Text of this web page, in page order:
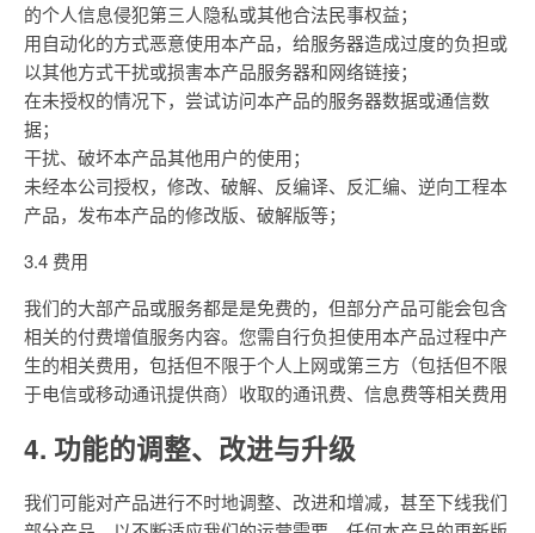
的个人信息侵犯第三人隐私或其他合法民事权益；
用自动化的方式恶意使用本产品，给服务器造成过度的负担或
以其他方式干扰或损害本产品服务器和网络链接；
在未授权的情况下，尝试访问本产品的服务器数据或通信数
据；
干扰、破坏本产品其他用户的使用；
未经本公司授权，修改、破解、反编译、反汇编、逆向工程本
产品，发布本产品的修改版、破解版等；
3.4 费用
我们的大部产品或服务都是是免费的，但部分产品可能会包含
相关的付费增值服务内容。您需自行负担使用本产品过程中产
生的相关费用，包括但不限于个人上网或第三方（包括但不限
于电信或移动通讯提供商）收取的通讯费、信息费等相关费用
4. 功能的调整、改进与升级
我们可能对产品进行不时地调整、改进和增减，甚至下线我们